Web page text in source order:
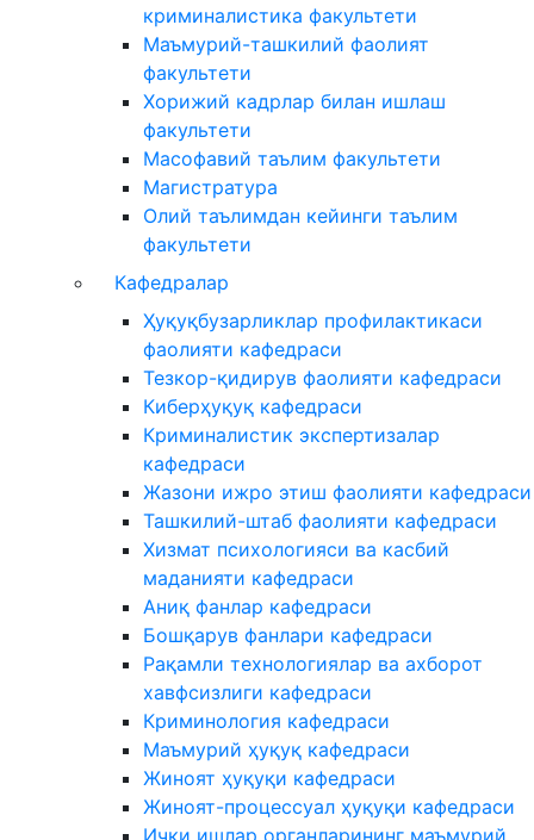
криминалистика факультети
Маъмурий-ташкилий фаолият
факультети
Хорижий кадрлар билан ишлаш
факультети
Масофавий таълим факультети
Магистратура
Олий таълимдан кейинги таълим
факультети
Кафедралар
Ҳуқуқбузарликлар профилактикаси
фаолияти кафедраси
Тезкор-қидирув фаолияти кафедраси
Киберҳуқуқ кафедраси
Криминалистик экспертизалар
кафедраси
Жазони ижро этиш фаолияти кафедраси
Ташкилий-штаб фаолияти кафедраси
Хизмат психологияси ва касбий
маданияти кафедраси
Аниқ фанлар кафедраси
Бошқарув фанлари кафедраси
Рақамли технологиялар ва ахборот
хавфсизлиги кафедраси
Криминология кафедраси
Маъмурий ҳуқуқ кафедраси
Жиноят ҳуқуқи кафедраси
Жиноят-процессуал ҳуқуқи кафедраси
Ички ишлар органларининг маъмурий